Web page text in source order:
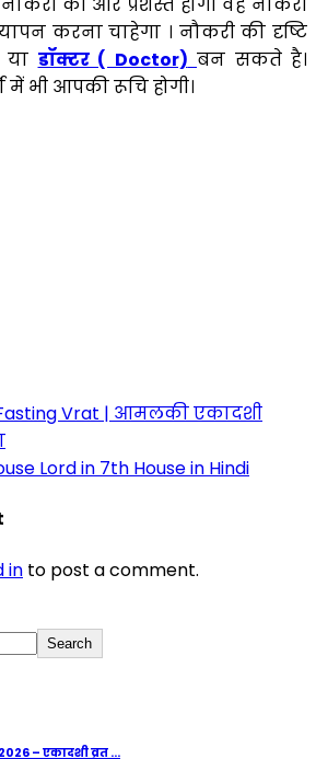
की ओर प्रशस्त होगी वह नौकरी
करना चाहेगा । नौकरी की दृष्टि
डॉक्टर ( Doctor) बन सकते है।
में भी आपकी रूचि होगी।
in to post a comment.
Search
– एकादशी व्रत ...